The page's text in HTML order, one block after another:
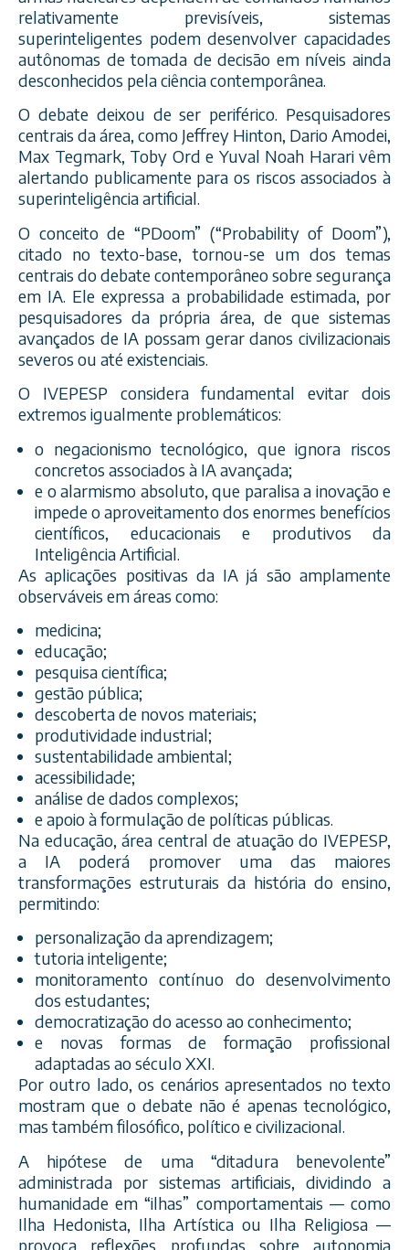
relativamente previsíveis, sistemas
superinteligentes podem desenvolver capacidades
autônomas de tomada de decisão em níveis ainda
desconhecidos pela ciência contemporânea.
O debate deixou de ser periférico. Pesquisadores
centrais da área, como Jeffrey Hinton, Dario Amodei,
Max Tegmark, Toby Ord e Yuval Noah Harari vêm
alertando publicamente para os riscos associados à
superinteligência artificial.
O conceito de “PDoom” (“Probability of Doom”),
citado no texto-base, tornou-se um dos temas
centrais do debate contemporâneo sobre segurança
em IA. Ele expressa a probabilidade estimada, por
pesquisadores da própria área, de que sistemas
avançados de IA possam gerar danos civilizacionais
severos ou até existenciais.
O IVEPESP considera fundamental evitar dois
extremos igualmente problemáticos:
o negacionismo tecnológico, que ignora riscos
concretos associados à IA avançada;
e o alarmismo absoluto, que paralisa a inovação e
impede o aproveitamento dos enormes benefícios
científicos, educacionais e produtivos da
Inteligência Artificial.
As aplicações positivas da IA já são amplamente
observáveis em áreas como:
medicina;
educação;
pesquisa científica;
gestão pública;
descoberta de novos materiais;
produtividade industrial;
sustentabilidade ambiental;
acessibilidade;
análise de dados complexos;
e apoio à formulação de políticas públicas.
Na educação, área central de atuação do IVEPESP,
a IA poderá promover uma das maiores
transformações estruturais da história do ensino,
permitindo:
personalização da aprendizagem;
tutoria inteligente;
monitoramento contínuo do desenvolvimento
dos estudantes;
democratização do acesso ao conhecimento;
e novas formas de formação profissional
adaptadas ao século XXI.
Por outro lado, os cenários apresentados no texto
mostram que o debate não é apenas tecnológico,
mas também filosófico, político e civilizacional.
A hipótese de uma “ditadura benevolente”
administrada por sistemas artificiais, dividindo a
humanidade em “ilhas” comportamentais — como
Ilha Hedonista, Ilha Artística ou Ilha Religiosa —
provoca reflexões profundas sobre autonomia